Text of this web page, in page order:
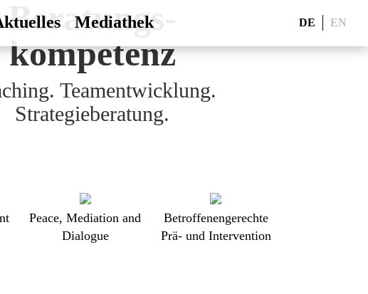
Mediathek DE EN
kompetenz
Systeme.
Beratungs-
kompetenz
Teamentwicklung.
Strategieberatung.
Konflikt-
kompetenz
Dialogprozesse.
Konflikttransformation.
Peace, Mediation and
Dialogue
Betroffenengerechte
Prä- und Intervention